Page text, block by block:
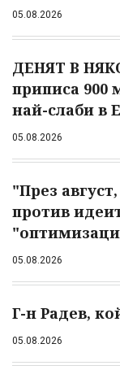
05.08.2026
ДЕНЯТ В
приписа 900
най-слаби в
05.08.2026
"През
против
05.08.2026
Г-н Радев,
05.08.2026